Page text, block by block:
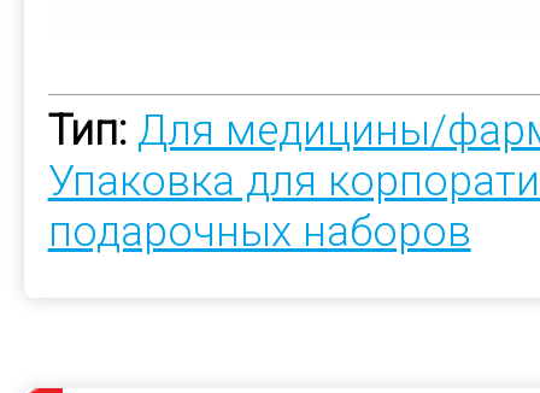
Тип: Для медицины/
Упаковка для
подарочных наборов